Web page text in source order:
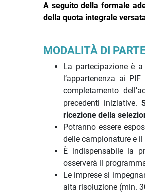
A seguito della formale
della quota integrale
MODALITÀ DI
La partecipazione è
l’appartenenza ai
completamento
precedenti iniziative.
ricezione della
Potranno essere
delle campionature e
È indispensabile la
osserverà il
Le imprese si
alta risoluzione (min.